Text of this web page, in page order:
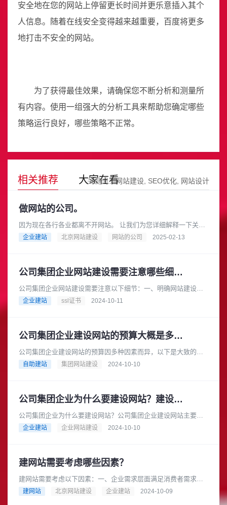
安全地在您的网站上停留更长时间并更乐意插入其个
人信息。随着在线安全变得越来越重要，百度将更多
地打击不安全的网站。
为了获得最佳效果，请确保您不断分析和测量所
有内容。使用一组强大的分析工具来帮助您确定哪些
策略运行良好，哪些策略不正常。
相关推荐 大家在看
关键词：网站建设 SEO优化 网站设计
做网站的公司。
因为现在各行各业都离不开网站。 让我们为您详细解释一下关于
“做网站的公司”这个概念，以及您可以如何选择合适的公司来帮您
企业建站 北京网站建设 网站的公司 2025-02-13
公司集团企业网站建设需要注意哪些细节？
公司集团企业网站建设需要注意以下细节：一、明确网站建设目
标在建设网站之前，公司集团企业应明确网站的建设目标。例
企业建站 ssl证书 2024-10-11
公司集团企业建设网站的预算大概是多少？
公司集团企业建设网站的预算因多种因素而异，以下是大致的预
算范围：基础型网站预算范围：如果选择模板建站，费用可能在
自助建站 集团网站建设 2024-10-10
公司集团企业为什么要建设网站？建设网站的流程是怎样的？
公司集团企业为什么要建设网站？公司集团企业建设网站主要有
以下几个重要原因：在当今互联网时代，消费者从产品研究到查
企业建站 企业网站建设 2024-10-10
建网站需要考虑哪些因素？
建网站需要考虑以下因素：一、企业需求层面满足消费者需求：
在互联网时代，消费者在产品研究、查询地点和营业时间等方面
建网站 北京网站建设 企业建站 2024-10-09